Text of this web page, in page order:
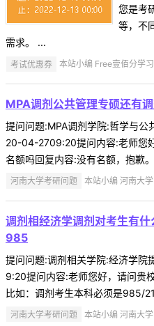
您是考
等，不
需求。 ...
考试优惠券 本站小编 Free壹佰分学
MPA调剂公共管理专硕还有
提问问题:MPA调剂学院:哲学与
20-04-2709:20提问内容:老师您
名额吗回复内容:没有名额，抱歉
河南大学考研问题 本站小编 河南大
调剂相经济学调剂对考生有
985
提问问题:调剂相关学院:经济学
9:20提问内容:老师您好，请问贵
比如：调剂考生本科必须是985/
河南大学考研问题 本站小编 河南大